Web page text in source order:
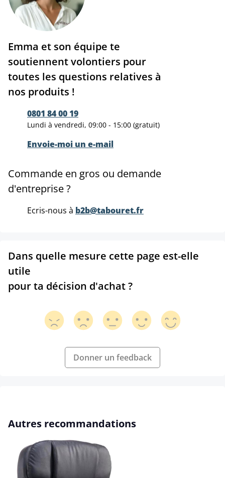
Emma et son équipe te
soutiennent volontiers pour
toutes les questions relatives à
nos produits !
0801 84 00 19
Lundi à vendredi, 09:00 - 15:00 (gratuit)
Envoie-moi un e-mail
Commande en gros ou demande
d'entreprise ?
Ecris-nous à b2b@tabouret.fr
Dans quelle mesure cette page est-elle
utile
pour ta décision d'achat ?
Donner un feedback
Ignorer la galerie de produits
Autres recommandations